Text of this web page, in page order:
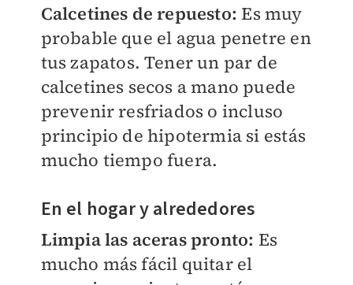
Calcetines de repuesto:Es muy
probable que el agua penetre en
tus zapatos. Tener un par de
calcetines secos a mano puede
prevenir resfriados o incluso
principio de hipotermia si estás
mucho tiempo fuera.
En el hogar y alrededores
Limpia las aceras pronto: Es
mucho más fácil quitar el